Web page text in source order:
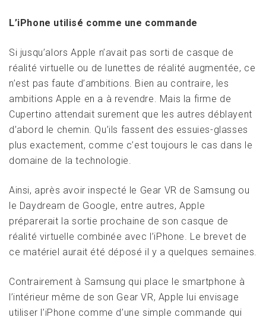
L’iPhone utilisé comme une commande
Si jusqu’alors Apple n’avait pas sorti de casque de
réalité virtuelle ou de lunettes de réalité augmentée, ce
n’est pas faute d’ambitions. Bien au contraire, les
ambitions Apple en a à revendre. Mais la firme de
Cupertino attendait surement que les autres déblayent
d’abord le chemin. Qu’ils fassent des essuies-glasses
plus exactement, comme c’est toujours le cas dans le
domaine de la technologie.
Ainsi, après avoir inspecté le Gear VR de Samsung ou
le Daydream de Google, entre autres, Apple
préparerait la sortie prochaine de son casque de
réalité virtuelle combinée avec l’iPhone. Le brevet de
ce matériel aurait été déposé il y a quelques semaines.
Contrairement à Samsung qui place le smartphone à
l’intérieur même de son Gear VR, Apple lui envisage
utiliser l’iPhone comme d’une simple commande qui